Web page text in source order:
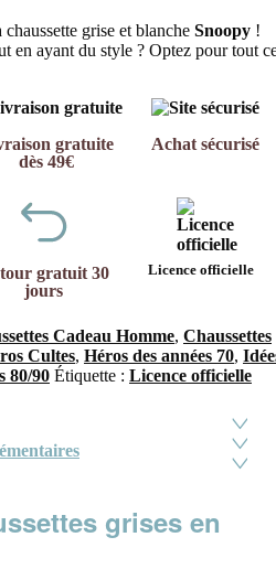
grise et blanche Snoopy !
en ayant du style ? Optez pour tout
gratuite
dès 49€
Achat sécurisé
gratuit 30
jours
Licence officielle
Cadeau Homme, Chaussettes
Cultes, Héros des années 70,
80/90 Étiquette : Licence officielle
grises en